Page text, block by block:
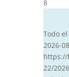
8
Todo
2026-
https://
22/